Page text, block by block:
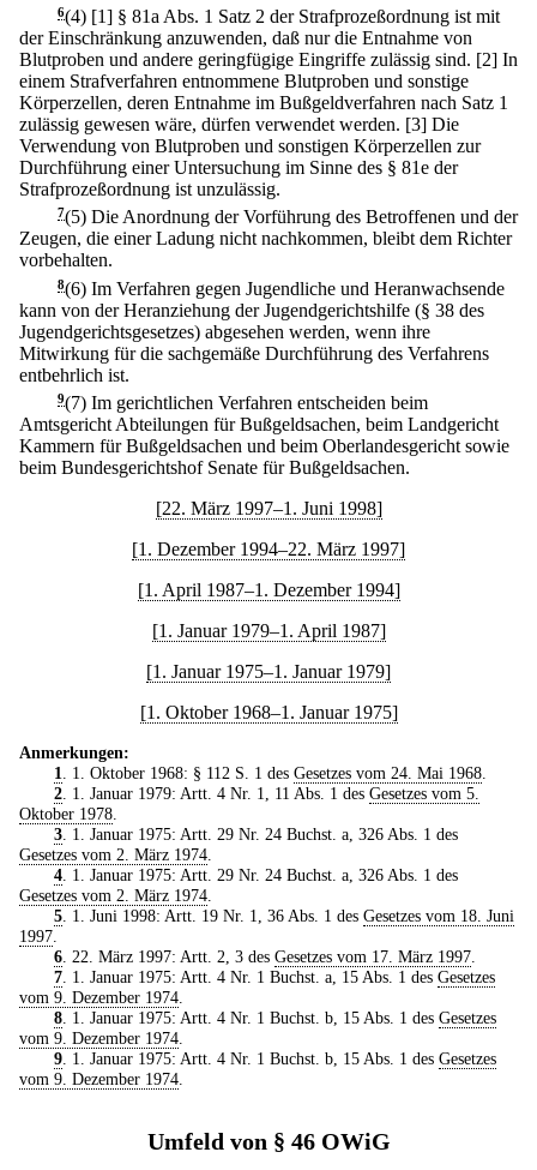
6(4) [1] § 81a Abs. 1 Satz 2 der Strafprozeßordnung ist mit
der Einschränkung anzuwenden, daß nur die Entnahme von
Blutproben und andere geringfügige Eingriffe zulässig sind. [2] In
einem Strafverfahren entnommene Blutproben und sonstige
Körperzellen, deren Entnahme im Bußgeldverfahren nach Satz 1
zulässig gewesen wäre, dürfen verwendet werden. [3] Die
Verwendung von Blutproben und sonstigen Körperzellen zur
Durchführung einer Untersuchung im Sinne des § 81e der
Strafprozeßordnung ist unzulässig.
7(5) Die Anordnung der Vorführung des Betroffenen und der
Zeugen, die einer Ladung nicht nachkommen, bleibt dem Richter
vorbehalten.
8(6) Im Verfahren gegen Jugendliche und Heranwachsende
kann von der Heranziehung der Jugendgerichtshilfe (§ 38 des
Jugendgerichtsgesetzes) abgesehen werden, wenn ihre
Mitwirkung für die sachgemäße Durchführung des Verfahrens
entbehrlich ist.
9(7) Im gerichtlichen Verfahren entscheiden beim
Amtsgericht Abteilungen für Bußgeldsachen, beim Landgericht
Kammern für Bußgeldsachen und beim Oberlandesgericht sowie
beim Bundesgerichtshof Senate für Bußgeldsachen.
[22. März 1997–1. Juni 1998]
[1. Dezember 1994–22. März 1997]
[1. April 1987–1. Dezember 1994]
[1. Januar 1979–1. April 1987]
[1. Januar 1975–1. Januar 1979]
[1. Oktober 1968–1. Januar 1975]
Anmerkungen:
1
. 1. Oktober 1968: § 112 S. 1 des Gesetzes vom 24. Mai 1968.
2. 1. Januar 1979: Artt. 4 Nr. 1, 11 Abs. 1 des Gesetzes vom 5.
Oktober 1978
3. 1. Januar 1975: Artt. 29 Nr. 24 Buchst. a, 326 Abs. 1 des
Gesetzes vom 2. März 1974
4. 1. Januar 1975: Artt. 29 Nr. 24 Buchst. a, 326 Abs. 1 des
Gesetzes vom 2. März 1974
5. 1. Juni 1998: Artt. 19 Nr. 1, 36 Abs. 1 des Gesetzes vom 18. Juni
1997
6. 22. März 1997: Artt. 2, 3 des Gesetzes vom 17. März 1997.
7. 1. Januar 1975: Artt. 4 Nr. 1 Buchst. a, 15 Abs. 1 des Gesetzes
vom 9. Dezember 1974
8. 1. Januar 1975: Artt. 4 Nr. 1 Buchst. b, 15 Abs. 1 des Gesetzes
vom 9. Dezember 1974
9. 1. Januar 1975: Artt. 4 Nr. 1 Buchst. b, 15 Abs. 1 des Gesetzes
vom 9. Dezember 1974
Umfeld von § 46 OWiG